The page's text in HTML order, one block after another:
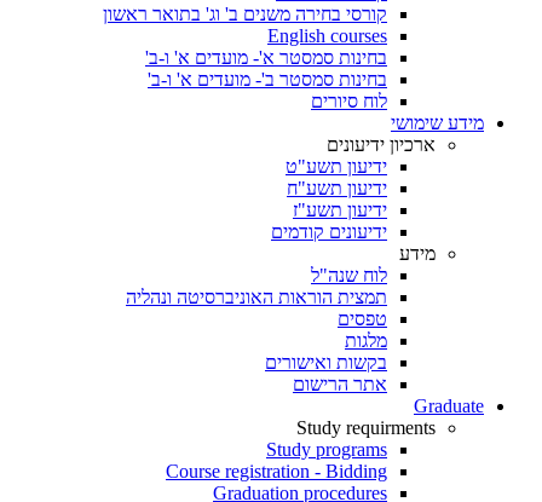
קורסי בחירה משנים ב' וג' בתואר ראשון
English courses
בחינות סמסטר א'- מועדים א' ו-ב'
בחינות סמסטר ב'- מועדים א' ו-ב'
לוח סיורים
מידע שימושי
ארכיון ידיעונים
ידיעון תשע"ט
ידיעון תשע"ח
ידיעון תשע"ז
ידיעונים קודמים
מידע
לוח שנה"ל
תמצית הוראות האוניברסיטה ונהליה
טפסים
מלגות
בקשות ואישורים
אתר הרישום
Graduate
Study requirments
Study programs
Course registration - Bidding
Graduation procedures